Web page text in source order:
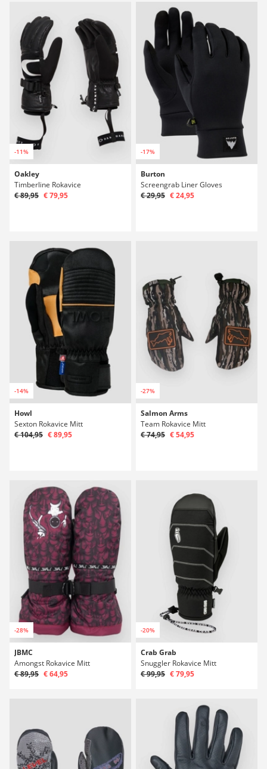
-11%
Oakley
Timberline Rokavice
€ 89,95 € 79,95
-17%
Burton
Screengrab Liner Gloves
€ 29,95 € 24,95
-14%
Howl
Sexton Rokavice Mitt
€ 104,95 € 89,95
-27%
Salmon Arms
Team Rokavice Mitt
€ 74,95 € 54,95
-28%
JBMC
Amongst Rokavice Mitt
€ 89,95 € 64,95
-20%
Crab Grab
Snuggler Rokavice Mitt
€ 99,95 € 79,95